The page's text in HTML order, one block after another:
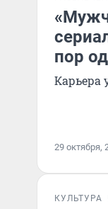
пор
Карьера
29 октября,
КУЛЬТУРА